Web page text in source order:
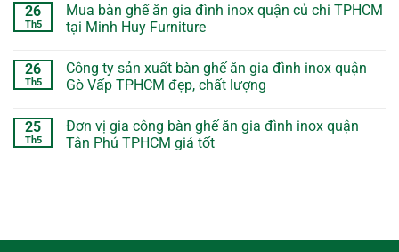
26
Th5
Mua bàn ghế ăn gia đình inox quận củ chi TPHCM
tại Minh Huy Furniture
26
Th5
Công ty sản xuất bàn ghế ăn gia đình inox quận
Gò Vấp TPHCM đẹp, chất lượng
25
Th5
Đơn vị gia công bàn ghế ăn gia đình inox quận
Tân Phú TPHCM giá tốt